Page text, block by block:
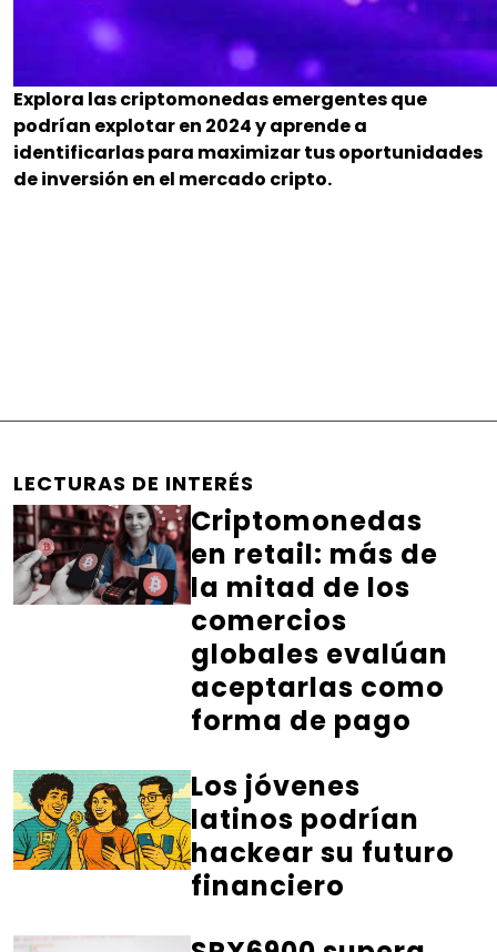
Explora las criptomonedas emergentes que
podrían explotar en 2024 y aprende a
identificarlas para maximizar tus oportunidades
de inversión en el mercado cripto.
LECTURAS DE INTERÉS
Criptomonedas
en retail: más de
la mitad de los
comercios
globales evalúan
aceptarlas como
forma de pago
Los jóvenes
latinos podrían
hackear su futuro
financiero